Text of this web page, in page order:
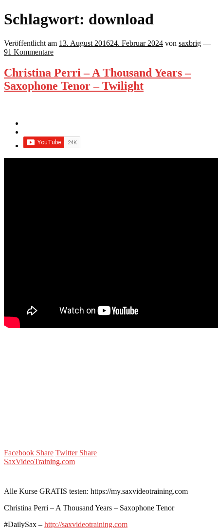
Schlagwort: download
Veröffentlicht am 13. August 201624. Februar 2024 von saxbrig —
91 Kommentare
Christina Perri – A Thousand Years –
Saxophone Tenor – Twilight
Facebook Share Twitter Share
SaxVideoTraining.com
Alle Kurse GRATIS testen: https://my.saxvideotraining.com
Christina Perri – A Thousand Years – Saxophone Tenor
#DailySax – http://saxvideotraining.com